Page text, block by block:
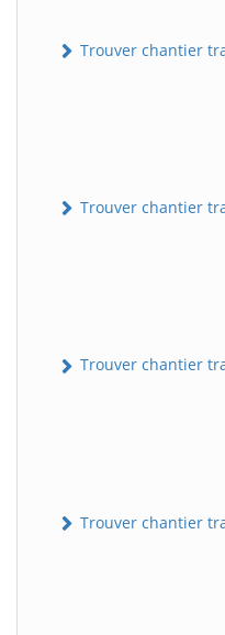
Trouver chantier
Trouver chantier
Trouver chantier
Trouver chantier